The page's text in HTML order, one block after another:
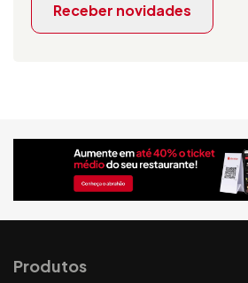
Receber novidades
Produtos